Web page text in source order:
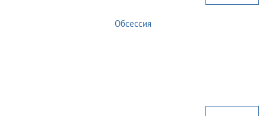
Обсессия